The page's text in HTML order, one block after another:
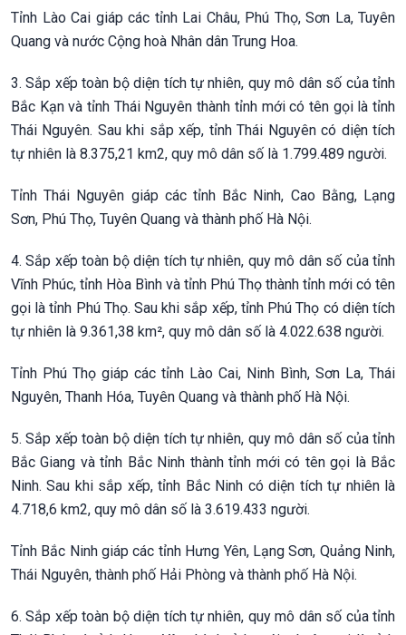
Tỉnh Lào Cai giáp các tỉnh Lai Châu, Phú Thọ, Sơn La, Tuyên
Quang và nước Cộng hoà Nhân dân Trung Hoa.
3. Sắp xếp toàn bộ diện tích tự nhiên, quy mô dân số của tỉnh
Bắc Kạn và tỉnh Thái Nguyên thành tỉnh mới có tên gọi là tỉnh
Thái Nguyên. Sau khi sắp xếp, tỉnh Thái Nguyên có diện tích
tự nhiên là 8.375,21 km2, quy mô dân số là 1.799.489 người.
Tỉnh Thái Nguyên giáp các tỉnh Bắc Ninh, Cao Bằng, Lạng
Sơn, Phú Thọ, Tuyên Quang và thành phố Hà Nội.
4. Sắp xếp toàn bộ diện tích tự nhiên, quy mô dân số của tỉnh
Vĩnh Phúc, tỉnh Hòa Bình và tỉnh Phú Thọ thành tỉnh mới có tên
gọi là tỉnh Phú Thọ. Sau khi sắp xếp, tỉnh Phú Thọ có diện tích
tự nhiên là 9.361,38 km², quy mô dân số là 4.022.638 người.
Tỉnh Phú Thọ giáp các tỉnh Lào Cai, Ninh Bình, Sơn La, Thái
Nguyên, Thanh Hóa, Tuyên Quang và thành phố Hà Nội.
5. Sắp xếp toàn bộ diện tích tự nhiên, quy mô dân số của tỉnh
Bắc Giang và tỉnh Bắc Ninh thành tỉnh mới có tên gọi là Bắc
Ninh. Sau khi sắp xếp, tỉnh Bắc Ninh có diện tích tự nhiên là
4.718,6 km2, quy mô dân số là 3.619.433 người.
Tỉnh Bắc Ninh giáp các tỉnh Hưng Yên, Lạng Sơn, Quảng Ninh,
Thái Nguyên, thành phố Hải Phòng và thành phố Hà Nội.
6. Sắp xếp toàn bộ diện tích tự nhiên, quy mô dân số của tỉnh